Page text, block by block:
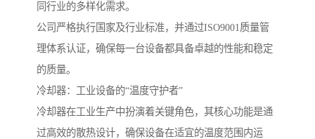
同行业的多样化需求。
公司严格执行国家及行业标准，并通过ISO9001质量管
理体系认证，确保每一台设备都具备卓越的性能和稳定
的质量。
冷却器：工业设备的“温度守护者”
冷却器在工业生产中扮演着关键角色，其核心功能是通
过高效的散热设计，确保设备在适宜的温度范围内运